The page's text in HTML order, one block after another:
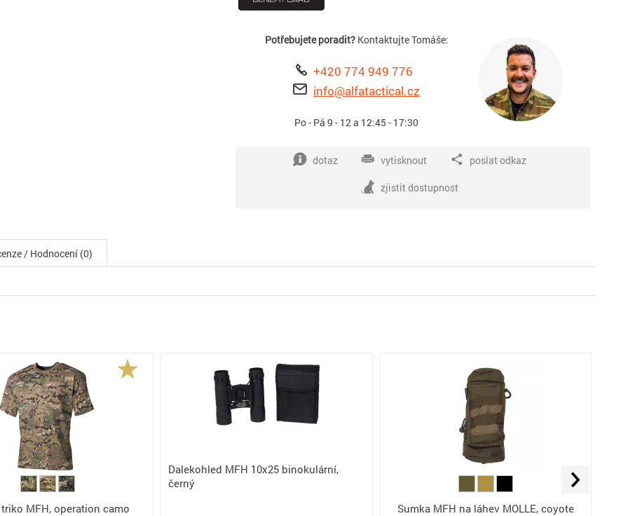
Potřebujete poradit?Kontaktujte Tomáše:
+420 774 949 776
info@alfatactical.cz
Po - Pá 9 - 12 a 12:45 - 17:30
dotaz vytisknout poslat odkaz
zjistit dostupnost
/ Hodnocení (0)
MFH, operation camo
Dalekohled MFH 10x25 binokulární,
černý
Sumka MFH na láhev MOLLE, coyote